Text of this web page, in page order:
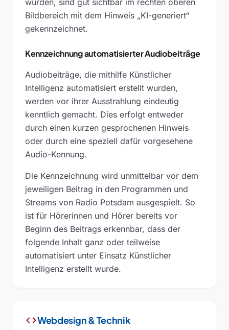
wurden, sind gut sichtbar im rechten oberen
Bildbereich mit dem Hinweis „KI-generiert“
gekennzeichnet.
Kennzeichnung automatisierter Audiobeiträge
Audiobeiträge, die mithilfe Künstlicher
Intelligenz automatisiert erstellt wurden,
werden vor ihrer Ausstrahlung eindeutig
kenntlich gemacht. Dies erfolgt entweder
durch einen kurzen gesprochenen Hinweis
oder durch eine speziell dafür vorgesehene
Audio-Kennung.
Die Kennzeichnung wird unmittelbar vor dem
jeweiligen Beitrag in den Programmen und
Streams von Radio Potsdam ausgespielt. So
ist für Hörerinnen und Hörer bereits vor
Beginn des Beitrags erkennbar, dass der
folgende Inhalt ganz oder teilweise
automatisiert unter Einsatz Künstlicher
Intelligenz erstellt wurde.
codeWebdesign & Technik